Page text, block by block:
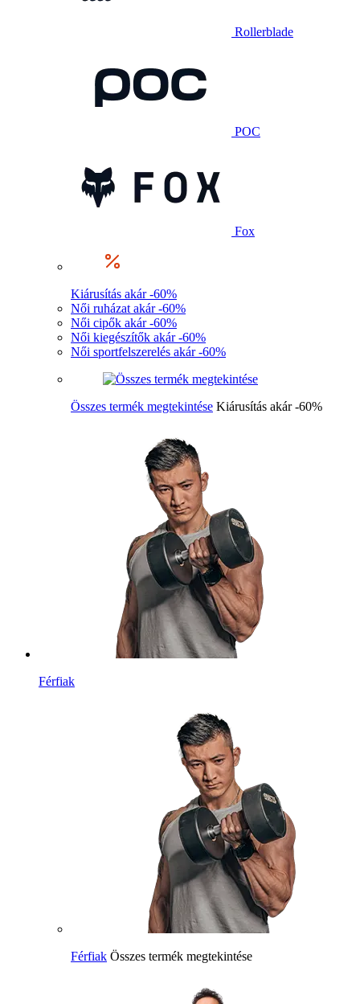
Rollerblade
POC
Fox
Kiárusítás akár -60%
Női ruházat akár -60%
Női cipők akár -60%
Női kiegészítők akár -60%
Női sportfelszerelés akár -60%
Összes termék megtekintése Kiárusítás akár -60%
Férfiak
Férfiak Összes termék megtekintése